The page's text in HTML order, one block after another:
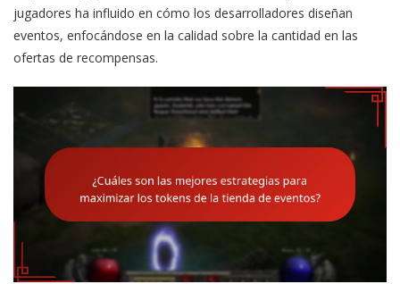
jugadores ha influido en cómo los desarrolladores diseñan
eventos, enfocándose en la calidad sobre la cantidad en las
ofertas de recompensas.